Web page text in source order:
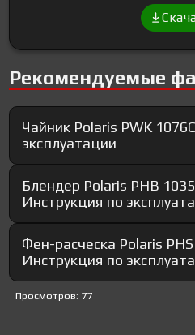
Рекомендуемые
Чайник Polaris PWK
эксплуатации
Блендер Polaris PHB
Инструкция по
Фен-расческа Polaris
Инструкция по
Просмотров: 77